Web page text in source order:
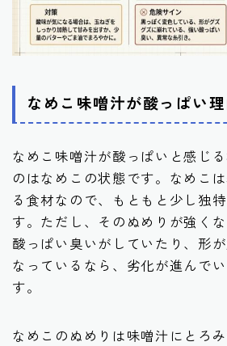
なめこ味噌汁が酸っぱい理
なめこ味噌汁が酸っぱいと感じ
のはなめこの状態です。なめこ
る食材なので、もともと少し独
す。ただし、そのぬめりが強くな
酸っぱい臭いがしていたり、形
なっているなら、劣化が進んで
す。
なめこのぬめりは味噌汁にとろ